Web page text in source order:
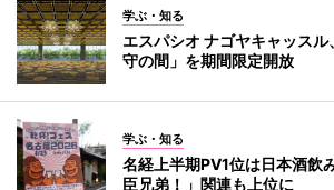
学ぶ・知る
エスパシオ ナゴヤキャッス
守の間」を期間限定開放
学ぶ・知る
名経上半期PV1位は日本酒
臣兄弟！」関連も上位に